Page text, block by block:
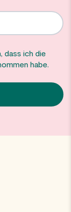
dass ich die
habe.